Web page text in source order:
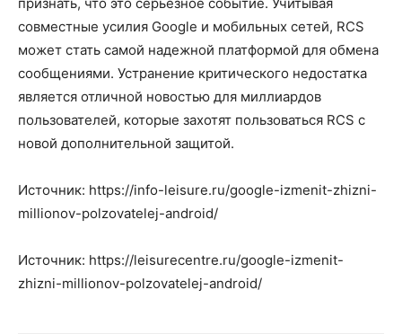
совместные усилия Google и мобильных сетей, RCS
может стать самой надежной платформой для обмена
сообщениями. Устранение критического недостатка
является отличной новостью для миллиардов
пользователей, которые захотят пользоваться RCS с
новой дополнительной защитой.
Источник: https://info-leisure.ru/google-izmenit-zhizni-
millionov-polzovatelej-android/
Источник: https://leisurecentre.ru/google-izmenit-
zhizni-millionov-polzovatelej-android/